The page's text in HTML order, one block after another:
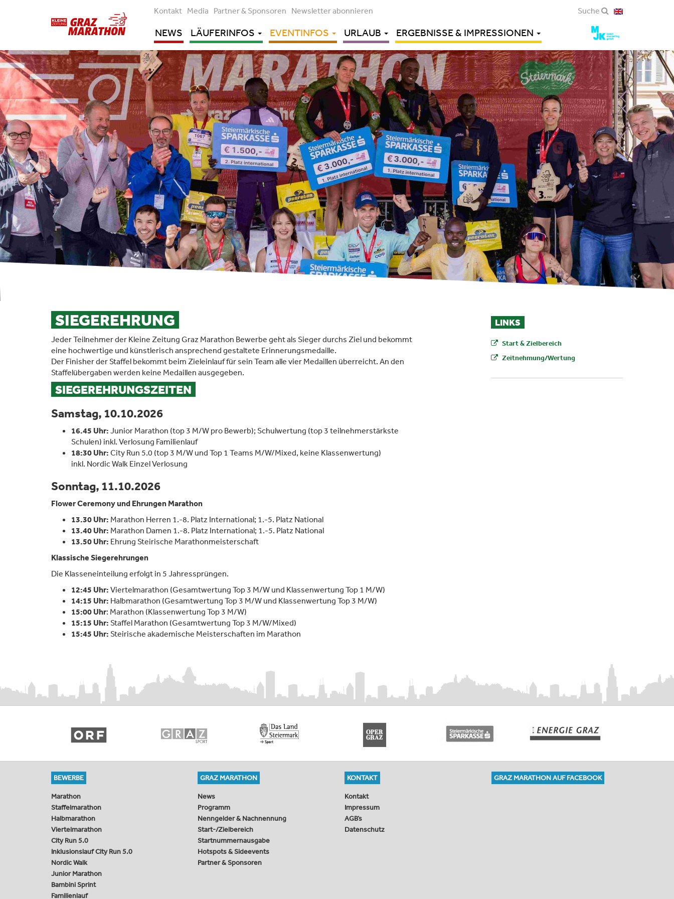
Kontakt Media Partner & Sponsoren Newsletter abonnieren Suche
NEWS LÄUFERINFOS EVENTINFOS URLAUB ERGEBNISSE & IMPRESSIONEN
SIEGEREHRUNG
Jeder Teilnehmer der Kleine Zeitung Graz Marathon Bewerbe geht als Sieger durchs Ziel und bekommt
eine hochwertige und künstlerisch ansprechend gestaltete Erinnerungsmedaille.
Der Finisher der Staffel bekommt beim Zieleinlauf für sein Team alle vier Medaillen überreicht. An den
Staffelübergaben werden keine Medaillen ausgegeben.
SIEGEREHRUNGSZEITEN
Samstag, 10.10.2026
16.45 Uhr: Junior Marathon (top 3 M/W pro Bewerb); Schulwertung (top 3 teilnehmerstärkste
Schulen) inkl. Verlosung Familienlauf
18:30 Uhr: City Run 5.0 (top 3 M/W und Top 1 Teams M/W/Mixed, keine Klassenwertung)
inkl. Nordic Walk Einzel Verlosung
Sonntag, 11.10.2026
Flower Ceremony und Ehrungen Marathon
13.30 Uhr: Marathon Herren 1.-8. Platz International; 1.-5. Platz National
13.40 Uhr: Marathon Damen 1.-8. Platz International; 1.-5. Platz National
13.50 Uhr: Ehrung Steirische Marathonmeisterschaft
Klassische Siegerehrungen
Die Klasseneinteilung erfolgt in 5 Jahressprüngen.
12:45 Uhr: Viertelmarathon (Gesamtwertung Top 3 M/W und Klassenwertung Top 1 M/W)
14:15 Uhr: Halbmarathon (Gesamtwertung Top 3 M/W und Klassenwertung Top 3 M/W)
15:00 Uhr: Marathon (Klassenwertung Top 3 M/W)
15:15 Uhr: Staffel Marathon (Gesamtwertung Top 3 M/W/Mixed)
15:45 Uhr: Steirische akademische Meisterschaften im Marathon
LINKS
Start & Zielbereich
Zeitnehmung/Wertung
BEWERBE
Marathon
Staffelmarathon
Halbmarathon
Viertelmarathon
City Run 5.0
Inklusionslauf City Run 5.0
Nordic Walk
Junior Marathon
Bambini Sprint
Familienlauf
GRAZ MARATHON
News
Programm
Nenngelder & Nachnennung
Start-/Zielbereich
Startnummernausgabe
Hotspots & Sideevents
Partner & Sponsoren
KONTAKT
Kontakt
Impressum
AGB’s
Datenschutz
GRAZ MARATHON AUF FACEBOOK